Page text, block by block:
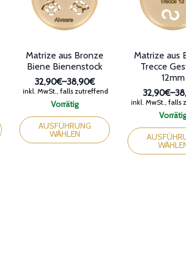
Vorrätig
Matrize aus Bronze
Biene Bienenstock
32,90€–38,90€
Preisspanne:
32,90€
bis
38,90€
inkl. MwSt., falls zutreffend
AUSFÜHRUNG
WÄHLEN
Dieses
Produkt
weist
Vorrätig
Matrize aus
Trecce
12mm
32,90€–
inkl. MwSt., falls
Dieses
Produkt
weist